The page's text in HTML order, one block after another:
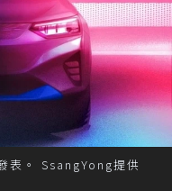
表。 SsangYong提供